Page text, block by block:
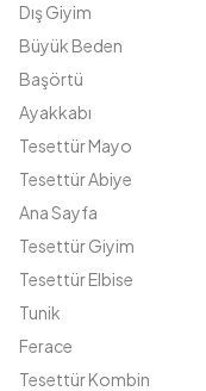
Dış Giyim
Büyük Beden
Başörtü
Ayakkabı
Tesettür Mayo
Tesettür Abiye
Ana Sayfa
Tesettür Giyim
Tesettür Elbise
Tunik
Ferace
Tesettür Kombin